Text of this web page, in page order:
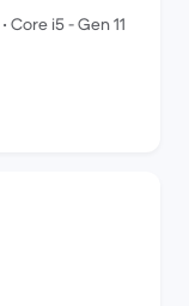
Core i5 - Gen 11